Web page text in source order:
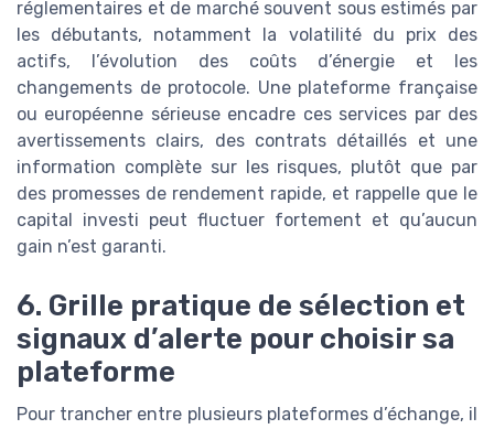
réglementaires et de marché souvent sous estimés par
les débutants, notamment la volatilité du prix des
actifs, l’évolution des coûts d’énergie et les
changements de protocole. Une plateforme française
ou européenne sérieuse encadre ces services par des
avertissements clairs, des contrats détaillés et une
information complète sur les risques, plutôt que par
des promesses de rendement rapide, et rappelle que le
capital investi peut fluctuer fortement et qu’aucun
gain n’est garanti.
6. Grille pratique de sélection et
signaux d’alerte pour choisir sa
plateforme
Pour trancher entre plusieurs plateformes d’échange, il